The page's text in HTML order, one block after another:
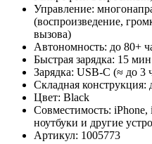
Управление:
(воспроизведение,
вызова)
Автономность: до 80+
Быстрая зарядка: 15
Зарядка: USB‑C (≈ до 3
Складная конструкция:
Цвет: Black
Совместимость:
ноутбуки и другие
Артикул: 1005773